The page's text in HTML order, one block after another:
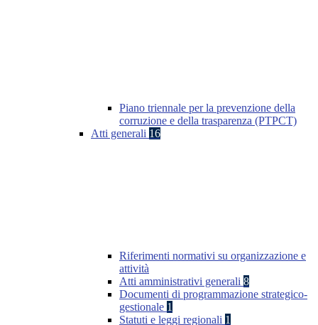
Piano triennale per la prevenzione della
corruzione e della trasparenza (PTPCT)
Atti generali 16
Riferimenti normativi su organizzazione e
attività
Atti amministrativi generali 8
Documenti di programmazione strategico-
gestionale 1
Statuti e leggi regionali 1